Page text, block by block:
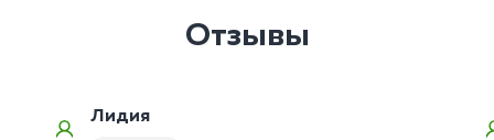
дать подробные инструкции родственникам по
Отзывы
Лидия